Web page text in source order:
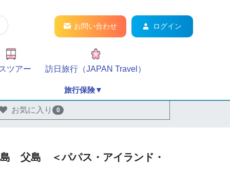
お問い合わせ ログイン
ツアー 訪日旅行（JAPAN Travel）
旅行保険▼
お気に入り 0
島 父島 ＜パパス・アイランド・